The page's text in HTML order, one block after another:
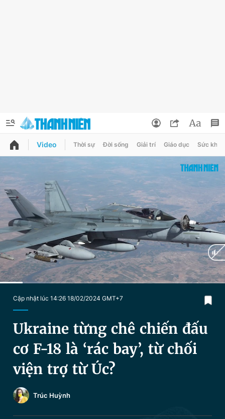
QUẢNG CÁO
Chuyên mục
Chuyên mục khác
Chào ngày mới Tin 24h
Video Magazine
Tiện ích
Thông tin tài khoản
Đổi mật khẩu
Tin đã lưu
Tin đã xem
Đăng xuất
Video Thời sự Đời sống Giải trí Giáo dục Sức khỏe
Cập nhật lúc 14:26 18/02/2024 GMT+7
Ukraine từng chê chiến đấu
cơ F-18 là ‘rác bay’, từ chối
viện trợ từ Úc?
Trúc Huỳnh